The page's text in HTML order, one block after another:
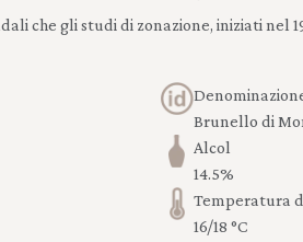
che gli studi di zonazione, iniziati nel
Brunello di
Alcol
14.5%
Temperatura
16/18 °C